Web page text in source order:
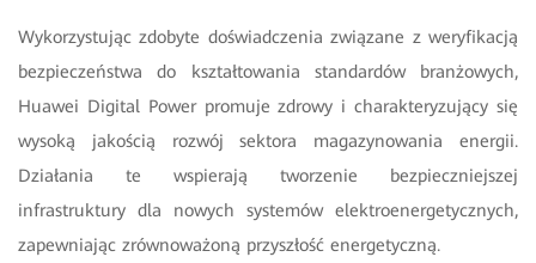
Wykorzystując zdobyte doświadczenia związane z weryfikacją
bezpieczeństwa do kształtowania standardów branżowych,
Huawei Digital Power promuje zdrowy i charakteryzujący się
wysoką jakością rozwój sektora magazynowania energii.
Działania te wspierają tworzenie bezpieczniejszej
infrastruktury dla nowych systemów elektroenergetycznych,
zapewniając zrównoważoną przyszłość energetyczną.